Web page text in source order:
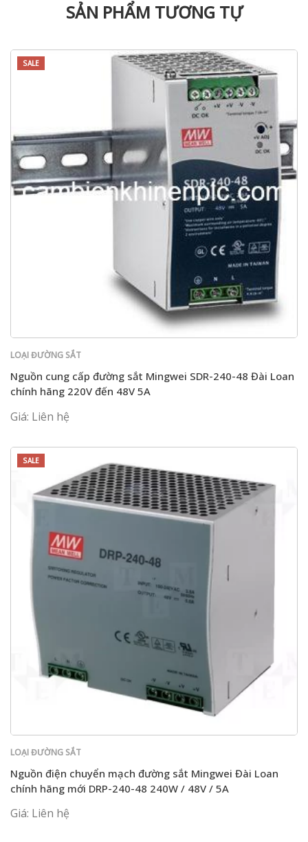
SẢN PHẨM TƯƠNG TỰ
SALE
LOẠI ĐƯỜNG SẮT
Nguồn cung cấp đường sắt Mingwei SDR-240-48 Đài Loan
chính hãng 220V đến 48V 5A
Giá: Liên hệ
SALE
LOẠI ĐƯỜNG SẮT
Nguồn điện chuyển mạch đường sắt Mingwei Đài Loan
chính hãng mới DRP-240-48 240W / 48V / 5A
Giá: Liên hệ